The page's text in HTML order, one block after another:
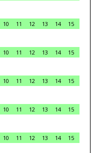
10 11 12 13 14
15
10 11 12 13 14
15
10 11 12 13 14
15
10 11 12 13 14
15
10 11 12 13 14
15